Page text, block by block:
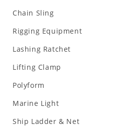
Chain Sling
Rigging Equipment
Lashing Ratchet
Lifting Clamp
Polyform
Marine Light
Ship Ladder & Net